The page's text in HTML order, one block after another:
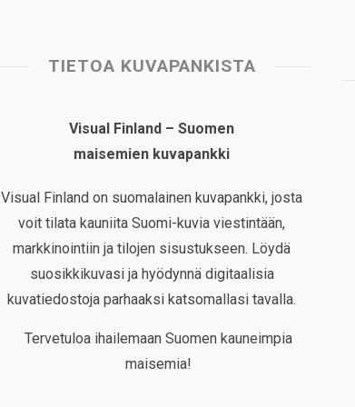
TIETOA KUVAPANKISTA
Visual Finland – Suomen
maisemien kuvapankki
Visual Finland on suomalainen kuvapankki, josta
voit tilata kauniita Suomi-kuvia viestintään,
markkinointiin ja tilojen sisustukseen. Löydä
suosikkikuvasi ja hyödynnä digitaalisia
kuvatiedostoja parhaaksi katsomallasi tavalla.
Tervetuloa ihailemaan Suomen kauneimpia
maisemia!